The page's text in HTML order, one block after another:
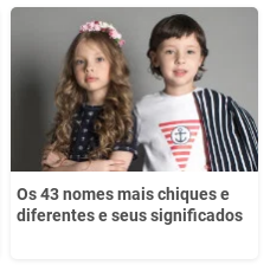
que procuro
Os 43 nomes mais chiques e
diferentes e seus significados